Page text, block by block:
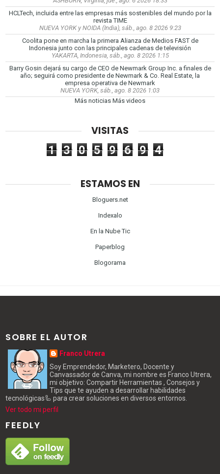
HCLTech, incluida entre las empresas más sostenibles del mundo por la
revista TIME
NUEVA YORK y NOIDA (India), sáb., ago. 8 2026 9:23
Coolita pone en marcha la primera Alianza de Medios FAST de
Indonesia junto con las principales cadenas de televisión
YAKARTA, Indonesia, sáb., ago. 8 2026 1:15
Barry Gosin dejará su cargo de CEO de Newmark Group Inc. a finales de
año; seguirá como presidente de Newmark & Co. Real Estate, la
empresa operativa de Newmark
NUEVA YORK, sáb., ago. 8 2026 1:03
Más noticias Más videos
VISITAS
1 3 0 5 9 6 9 4
ESTAMOS EN
Bloguers.net
Indexalo
En la Nube Tic
Paperblog
Blogorama
SOBRE EL AUTOR
Franco Utrera
Soy Emprendedor, Marketero, Docente y
Canvassador de Canva, mi nombre es Franco Utrera,
mi objetivo: Compartir Herramientas , Consejos y
Tips que te ayuden a desarrollar habilidades
tecnológicas🦾 para crear soluciones en diversos entornos.
Ver todo mi perfil
FEEDLY